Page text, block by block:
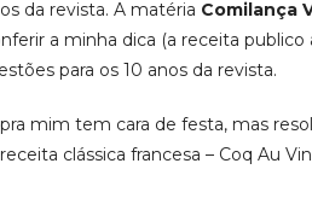
da revista. A matéria Comilança
a minha dica (a receita
para os 10 anos da revista.
mim tem cara de festa, mas
clássica francesa – Coq Au